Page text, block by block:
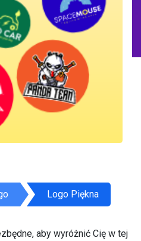
Logo Piękna
aby wyróżnić Cię w tej